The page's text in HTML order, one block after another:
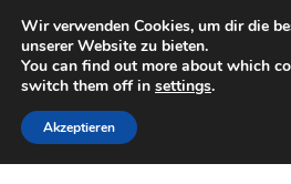
primären
Inhalt
springen
sekundären
Inhalt
springenAchwelle
Campus Medien der Fachhochschule
Wir verwenden Cookies, um dir die
unserer Website zu bieten.
You can find out more about which
switch them off in settings.
Akzeptieren